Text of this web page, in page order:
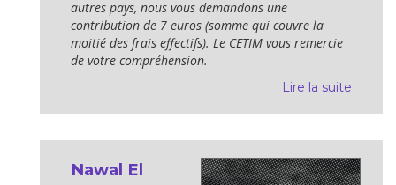
autres pays, nous vous demandons une
contribution de 7 euros (somme qui couvre la
moitié des frais effectifs). Le CETIM vous remercie
de votre compréhension.
Lire la suite
Nawal El